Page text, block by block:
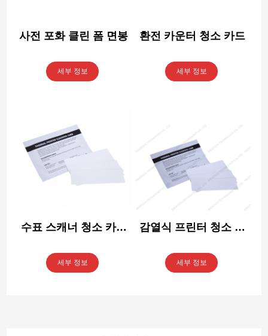
사전 포화 클린 폼 면봉
세부 정보
환전 카운터 청소 카드
세부 정보
수표 스캐너 청소 카드
세부 정보
감열식 프린터 청소 카
세부 정보